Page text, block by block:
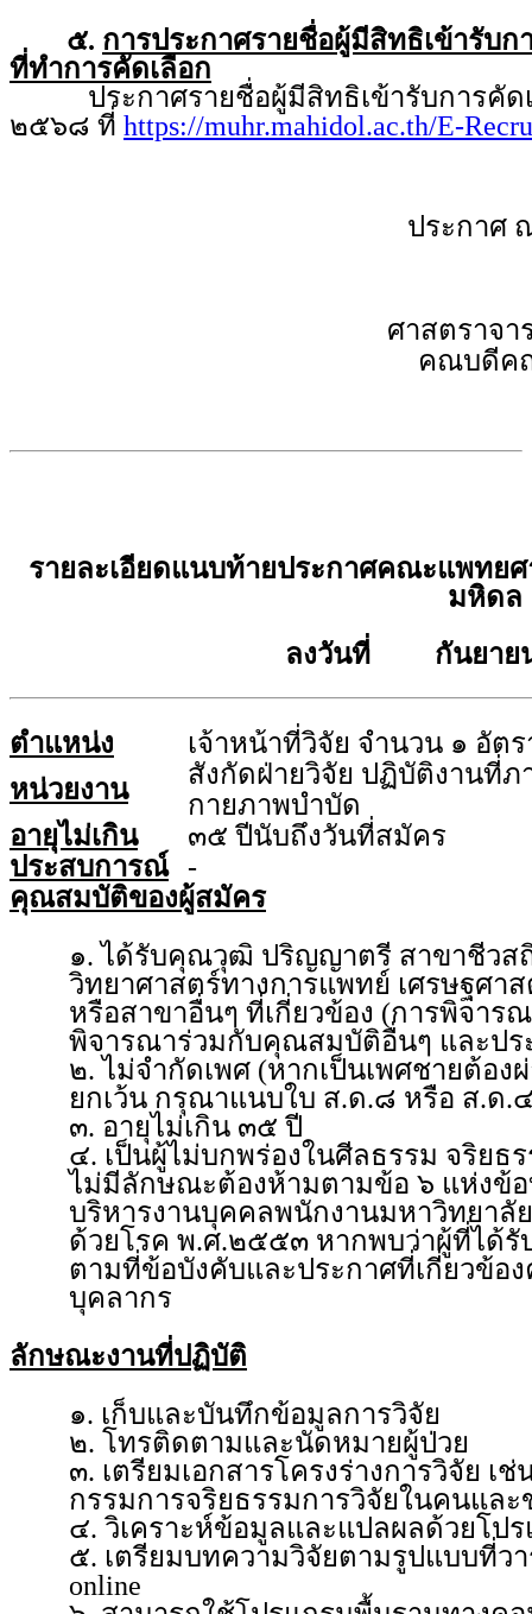
๕. การประกาศรายชื่อผู้มีสิทธิเข้ารับก
ที่ทำการคัดเลือก
ประกาศรายชื่อผู้มีสิทธิเข้ารับการคัดเ
๒๕๖๘ ที่ https://muhr.mahidol.ac.th/E-
ประกา
ศาสตราจ
คณบดีค
รายละเอียดแนบท้ายประกาศคณะแพทย
มหิดล
ลงวันที่ กันยายน
ตำแหน่ง
เจ้าหน้าที่วิจัย จำนวน ๑ อัตร
หน่วยงาน
สังกัดฝ่ายวิจัย ปฏิบัติงานที่
กายภาพบำบัด
อายุไม่เกิน
๓๕ ปีนับถึงวันที่สมัคร
ประสบการณ์
-
คุณสมบัติของผู้สมัคร
๑. ได้รับคุณวุฒิ ปริญญาตรี สาขาชีวส
วิทยาศาสตร์ทางการแพทย์ เศรษฐศา
หรือสาขาอื่นๆ ที่เกี่ยวข้อง (การพิจา
พิจารณาร่วมกับคุณสมบัติอื่นๆ และปร
๒. ไม่จำกัดเพศ (หากเป็นเพศชายต้อ
ยกเว้น กรุณาแนบใบ ส.ด.๘ หรือ ส.ด.
๓. อายุไม่เกิน ๓๕ ปี
๔. เป็นผู้ไม่บกพร่องในศีลธรรม จริย
ไม่มีลักษณะต้องห้ามตามข้อ ๖ แห่งข้
บริหารงานบุคคลพนักงานมหาวิทยา
ด้วยโรค พ.ศ.๒๕๕๓ หากพบว่าผู้ที่ได้
ตามที่ข้อบังคับและประกาศที่เกี่ยวข้อ
บุคลากร
ลักษณะงานที่ปฏิบัติ
๑. เก็บและบันทึกข้อมูลการวิจัย
๒. โทรติดตามและนัดหมายผู้ป่วย
๓. เตรียมเอกสารโครงร่างการวิจัย เ
กรรมการจริยธรรมการวิจัยในคนแล
๔. วิเคราะห์ข้อมูลและแปลผลด้วยโป
๕. เตรียมบทความวิจัยตามรูปแบบที่ว
online